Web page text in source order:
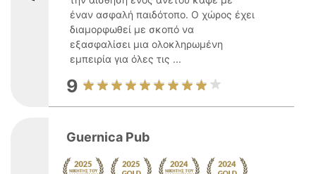
έναν ασφαλή παιδότοπο. Ο χώρος έχει
διαμορφωθεί με σκοπό να
εξασφαλίσει μια ολοκληρωμένη
εμπειρία για όλες τις ...
9
Guernica Pub